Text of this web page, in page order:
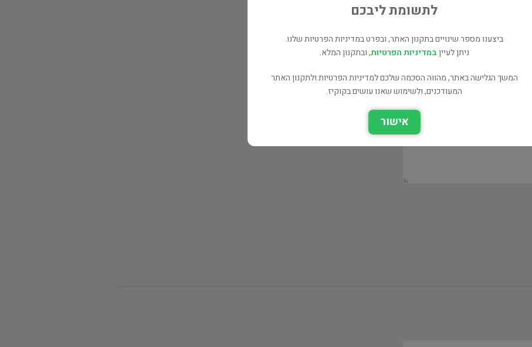
לתשומת ליבכם
ביצענו מספר שינויים בתקנון האתר, ובפרט במדיניות הפרטיות שלנו.
ניתן לעייןבמדיניות הפרטיות, ובתקנון המלא.
המשך הגלישה באתר, מהווה הסכמה שלכם למדיניות הפרטיות ולתקנון האתר
המעודכנים, ולשימוש שאנו עושים בקוקיז.
אישור